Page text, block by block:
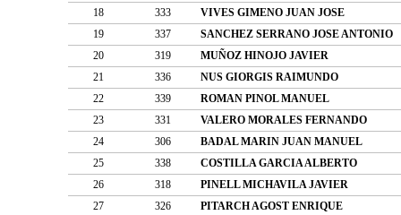
18
333
VIVES GIMENO JUAN JOSE
19
337
SANCHEZ SERRANO JOSE ANTONIO
20
319
MUÑOZ HINOJO JAVIER
21
336
NUS GIORGIS RAIMUNDO
22
339
ROMAN PINOL MANUEL
23
331
VALERO MORALES FERNANDO
24
306
BADAL MARIN JUAN MANUEL
25
338
COSTILLA GARCIA ALBERTO
26
318
PINELL MICHAVILA JAVIER
27
326
PITARCH AGOST ENRIQUE